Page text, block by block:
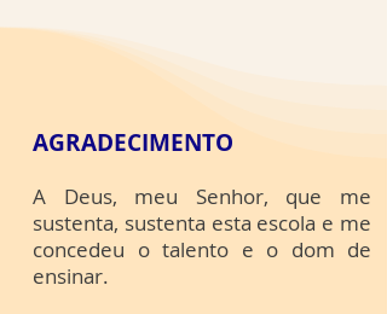
AGRADECIMENTO
A Deus, meu Senhor, que me
sustenta, sustenta esta escola e me
concedeu o talento e o dom de
ensinar.